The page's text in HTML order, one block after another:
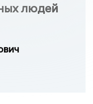
людей